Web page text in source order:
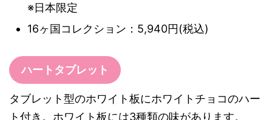
※日本限定
16ヶ国コレクション：5,940円(税込)
ハートタブレット
タブレット型のホワイト板にホワイトチョコのハー
ト付き。ホワイト板には3種類の味があります。